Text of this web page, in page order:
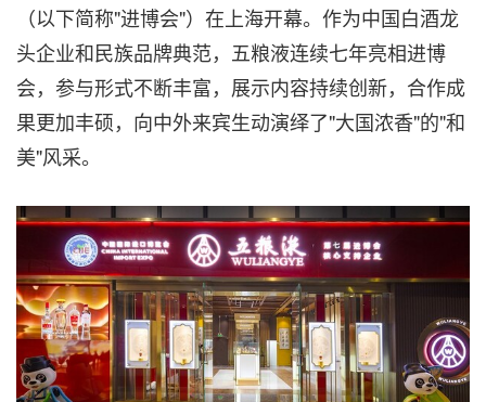
（以下简称"进博会"）在上海开幕。作为中国白酒龙
头企业和民族品牌典范，五粮液连续七年亮相进博
会，参与形式不断丰富，展示内容持续创新，合作成
果更加丰硕，向中外来宾生动演绎了"大国浓香"的"和
美"风采。